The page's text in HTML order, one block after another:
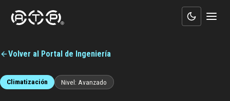
Volver al Portal de Ingeniería
Climatización Nivel: Avanzado